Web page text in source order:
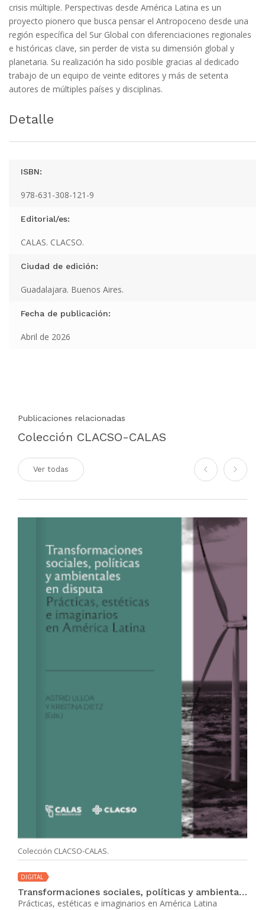
crisis múltiple. Perspectivas desde América Latina es un
proyecto pionero que busca pensar el Antropoceno desde una
región específica del Sur Global con diferenciaciones regionales
e históricas clave, sin perder de vista su dimensión global y
planetaria. Su realización ha sido posible gracias al dedicado
trabajo de un equipo de veinte editores y más de setenta
autores de múltiples países y disciplinas.
Detalle
ISBN:
978-631-308-121-9
Editorial/es:
CALAS. CLACSO.
Ciudad de edición:
Guadalajara. Buenos Aires.
Fecha de publicación:
Abril de 2026
Publicaciones relacionadas
Colección CLACSO-CALAS
Ver todas
Colección CLACSO-CALAS.
DIGITAL
Transformaciones sociales, políticas y ambientales en disputa
Prácticas, estéticas e imaginarios en América Latina